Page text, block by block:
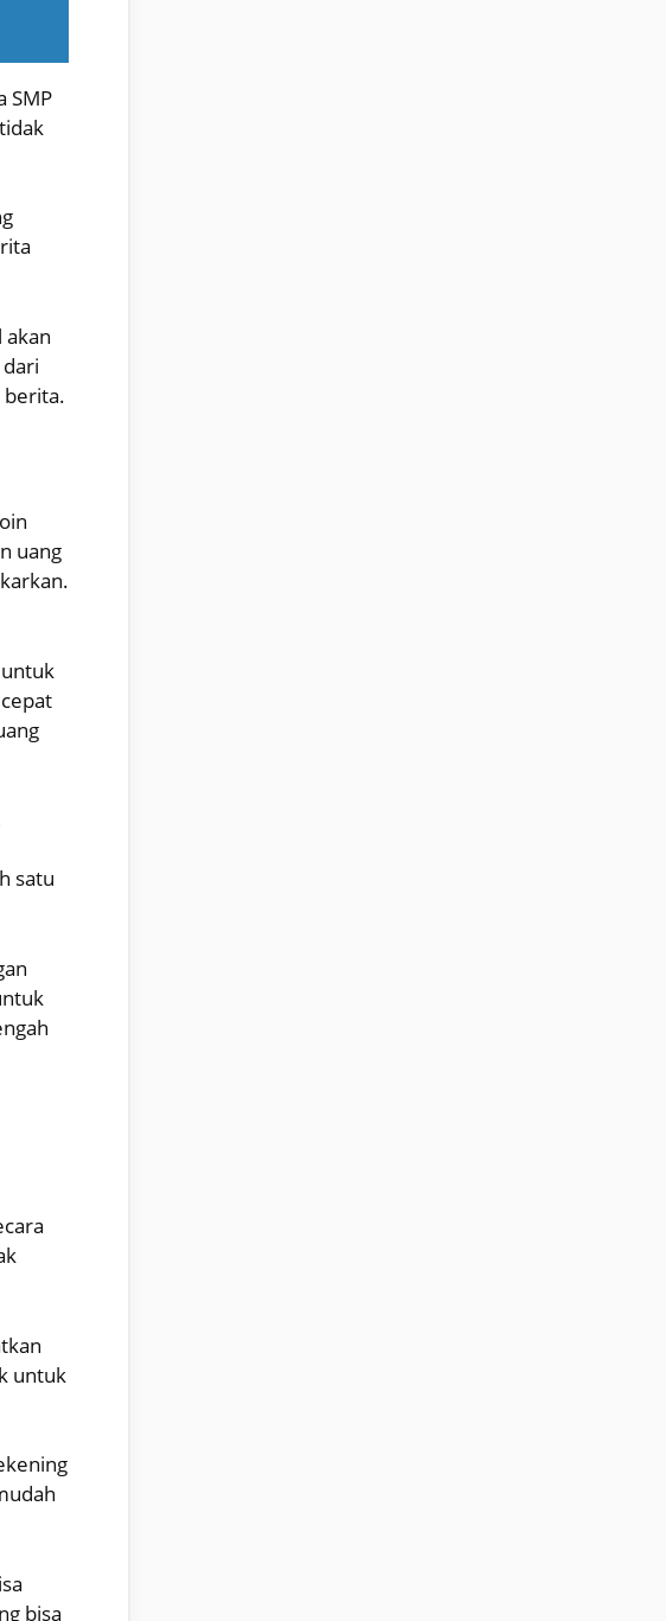
SMP
akan
berita.
uang
satu
untuk
bisa